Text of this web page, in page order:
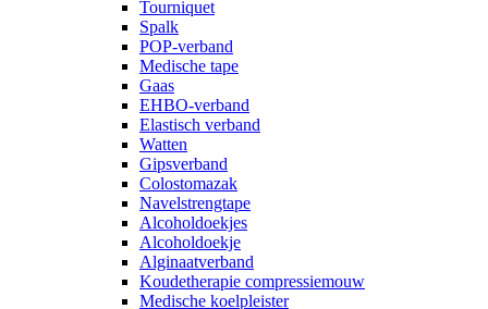
Tourniquet
Spalk
POP-verband
Medische tape
Gaas
EHBO-verband
Elastisch verband
Watten
Gipsverband
Colostomazak
Navelstrengtape
Alcoholdoekjes
Alcoholdoekje
Alginaatverband
Koudetherapie compressiemouw
Medische koelpleister